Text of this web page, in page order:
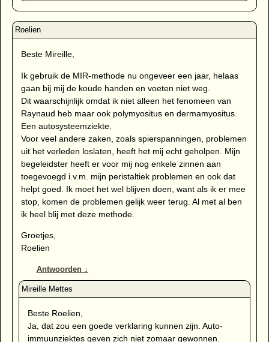
Beste Mireille,
Ik gebruik de MIR-methode nu ongeveer een jaar, helaas
gaan bij mij de koude handen en voeten niet weg.
Dit waarschijnlijk omdat ik niet alleen het fenomeen van
Raynaud heb maar ook polymyositus en dermamyositus.
Een autosysteemziekte.
Voor veel andere zaken, zoals spierspanningen, problemen
uit het verleden loslaten, heeft het mij echt geholpen. Mijn
begeleidster heeft er voor mij nog enkele zinnen aan
toegevoegd i.v.m. mijn peristaltiek problemen en ook dat
helpt goed. Ik moet het wel blijven doen, want als ik er mee
stop, komen de problemen gelijk weer terug. Al met al ben
ik heel blij met deze methode.
Groetjes,
Roelien
Antwoorden ↓
Beste Roelien,
Ja, dat zou een goede verklaring kunnen zijn. Auto-
immuunziektes geven zich niet zomaar gewonnen.